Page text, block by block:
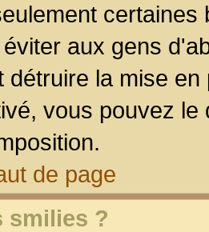
aux gens
détruire la mise
vous pouvez
de page
smilies ?